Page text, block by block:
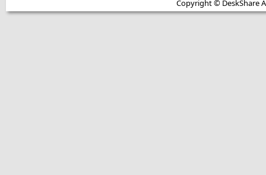
Copyright © DeskShare